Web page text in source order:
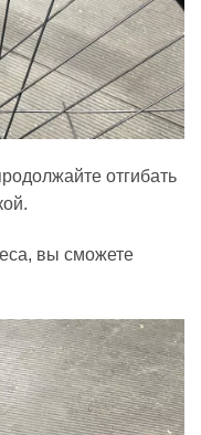
отгибать
вы сможете